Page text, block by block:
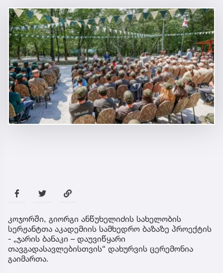
კოჯორში, გიორგი ანწუხელიძის სახელობის
სერჟანტთა აკადემიის სამხედრო ბაზაზე პროექტის
- „ჯარის ბანაკი – დაუვიწყარი
თავგადასავლებისთვის“ დახურვის ცერემონია
გაიმართა.